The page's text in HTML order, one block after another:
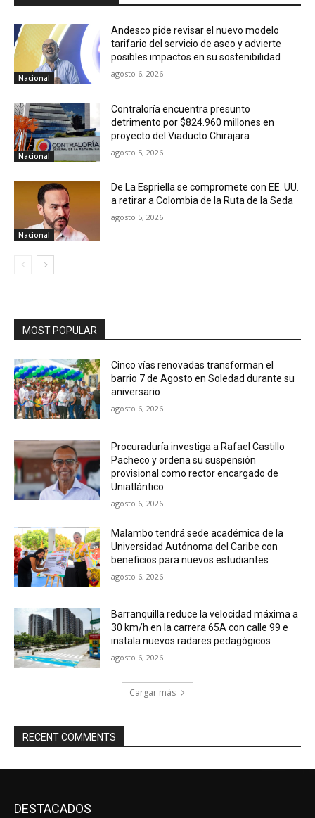
Nacional
Andesco pide revisar el nuevo modelo
tarifario del servicio de aseo y advierte
posibles impactos en su sostenibilidad
agosto 6, 2026
Nacional
Contraloría encuentra presunto
detrimento por $824.960 millones en
proyecto del Viaducto Chirajara
agosto 5, 2026
Nacional
De La Espriella se compromete con EE. UU.
a retirar a Colombia de la Ruta de la Seda
agosto 5, 2026
MOST POPULAR
Cinco vías renovadas transforman el
barrio 7 de Agosto en Soledad durante su
aniversario
agosto 6, 2026
Procuraduría investiga a Rafael Castillo
Pacheco y ordena su suspensión
provisional como rector encargado de
Uniatlántico
agosto 6, 2026
Malambo tendrá sede académica de la
Universidad Autónoma del Caribe con
beneficios para nuevos estudiantes
agosto 6, 2026
Barranquilla reduce la velocidad máxima a
30 km/h en la carrera 65A con calle 99 e
instala nuevos radares pedagógicos
agosto 6, 2026
Cargar más
RECENT COMMENTS
DESTACADOS